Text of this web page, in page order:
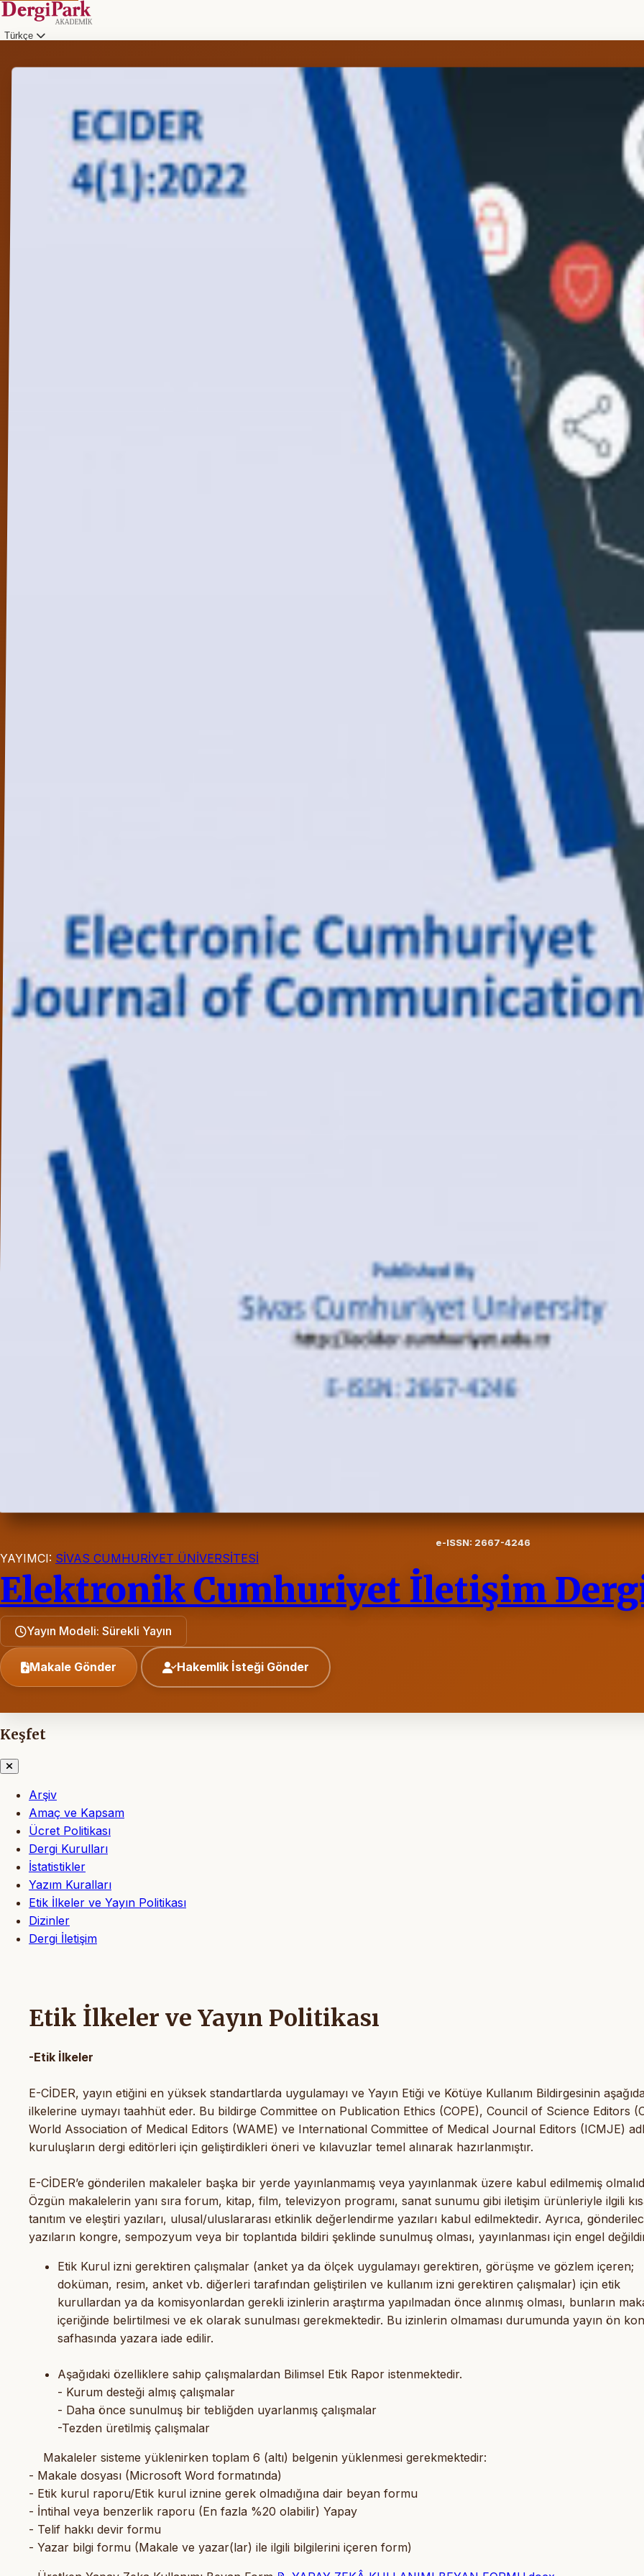
Türkçe
e-ISSN: 2667-4246
YAYIMCI: SİVAS CUMHURİYET ÜNİVERSİTESİ
Elektronik Cumhuriyet İletişim
Yayın Modeli: Sürekli Yayın
Makale Gönder Hakemlik İsteği Gönder
Keşfet
Arşiv
Amaç ve Kapsam
Ücret Politikası
Dergi Kurulları
İstatistikler
Yazım Kuralları
Etik İlkeler ve Yayın Politikası
Dizinler
Dergi İletişim
Etik İlkeler ve Yayın Politikası
-Etik İlkeler
E-CİDER, yayın etiğini en yüksek standartlarda uygulamayı ve Yayın Etiği ve Kötüye Kullanım Bildirgesinin
ilkelerine uymayı taahhüt eder. Bu bildirge Committee on Publication Ethics (COPE), Council of Science Editors
World Association of Medical Editors (WAME) ve International Committee of Medical Journal Editors (ICMJE)
kuruluşların dergi editörleri için geliştirdikleri öneri ve kılavuzlar temel alınarak hazırlanmıştır.
E-CİDER’e gönderilen makaleler başka bir yerde yayınlanmamış veya yayınlanmak üzere kabul edilmemiş
Özgün makalelerin yanı sıra forum, kitap, film, televizyon programı, sanat sunumu gibi iletişim ürünleriyle ilgili
tanıtım ve eleştiri yazıları, ulusal/uluslararası etkinlik değerlendirme yazıları kabul edilmektedir. Ayrıca,
yazıların kongre, sempozyum veya bir toplantıda bildiri şeklinde sunulmuş olması, yayınlanması için engel
Etik Kurul izni gerektiren çalışmalar (anket ya da ölçek uygulamayı gerektiren, görüşme ve gözlem içeren;
doküman, resim, anket vb. diğerleri tarafından geliştirilen ve kullanım izni gerektiren çalışmalar) için etik
kurullardan ya da komisyonlardan gerekli izinlerin araştırma yapılmadan önce alınmış olması, bunların
içeriğinde belirtilmesi ve ek olarak sunulması gerekmektedir. Bu izinlerin olmaması durumunda yayın ön
safhasında yazara iade edilir.
Aşağıdaki özelliklere sahip çalışmalardan Bilimsel Etik Rapor istenmektedir.
- Kurum desteği almış çalışmalar
- Daha önce sunulmuş bir tebliğden uyarlanmış çalışmalar
-Tezden üretilmiş çalışmalar
Makaleler sisteme yüklenirken toplam 6 (altı) belgenin yüklenmesi gerekmektedir:
- Makale dosyası (Microsoft Word formatında)
- Etik kurul raporu/Etik kurul iznine gerek olmadığına dair beyan formu
- İntihal veya benzerlik raporu (En fazla %20 olabilir) Yapay
- Telif hakkı devir formu
- Yazar bilgi formu (Makale ve yazar(lar) ile ilgili bilgilerini içeren form)